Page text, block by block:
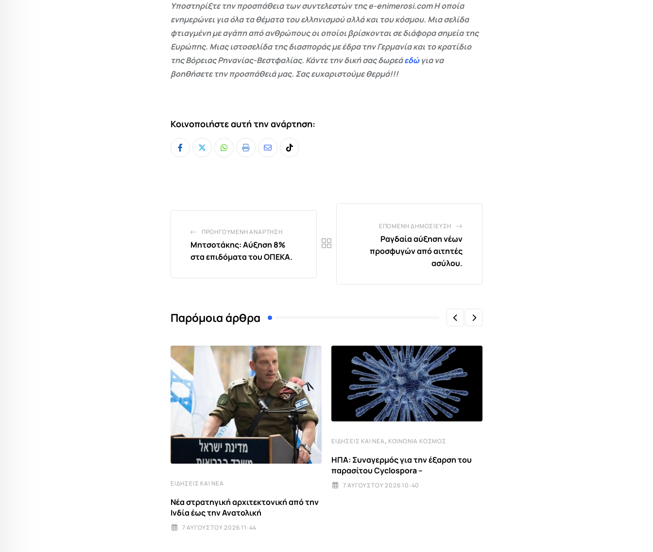
Υποστηρίξτε την προσπάθεια των συντελεστών της e-enimerosi.com Η οποία
ενημερώνει για όλα τα θέματα του ελληνισμού αλλά και του κόσμου. Μια σελίδα
φτιαγμένη με αγάπη από ανθρώπους οι οποίοι βρίσκονται σε διάφορα σημεία της
Ευρώπης. Μιας ιστοσελίδα της διασποράς με έδρα την Γερμανία και το κρατίδιο
της Βόρειας Ρηνανίας-Βεστφαλίας. Κάντε την δική σας δωρεάεδώγια να
βοηθήσετε την προσπάθειά μας. Σας ευχαριστούμε θερμά!!!
Κοινοποιήστε αυτή την ανάρτηση:
Whatsapp
Print
ShareTiktok
ΠΡΟΗΓΟΎΜΕΝΗ ΑΝΆΡΤΗΣΗ
Μητσοτάκης: Αύξηση 8%
στα επιδόματα του ΟΠΕΚΑ.
ΕΠΌΜΕΝΗ ΔΗΜΟΣΊΕΥΣΗ
Ραγδαία αύξηση νέων
προσφυγών από αιτητές
ασύλου.
Παρόμοια άρθρα
ΕΙΔΉΣΕΙΣ ΚΑΙ ΝΈΑ
Νέα στρατηγική αρχιτεκτονική από την
Ινδία έως την Ανατολική
7 ΑΥΓΟΎΣΤΟΥ 2026 11:44
ΕΙΔΉΣΕΙΣ ΚΑΙ ΝΈΑ, ΚΟΙΝΩΝΊΑ ΚΌΣΜΟΣ
ΗΠΑ: Συναγερμός για την έξαρση του
παρασίτου Cyclospora –
7 ΑΥΓΟΎΣΤΟΥ 2026 10:40